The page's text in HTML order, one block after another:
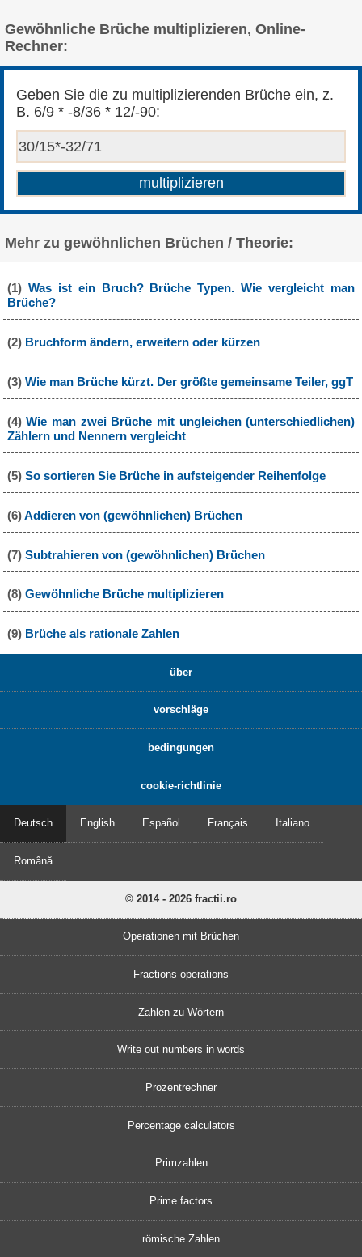
Gewöhnliche Brüche multiplizieren, Online-
Rechner:
Geben Sie die zu multiplizierenden Brüche ein, z.
B. 6/9 * -8/36 * 12/-90:
Mehr zu gewöhnlichen Brüchen / Theorie:
(1) Was ist ein Bruch? Brüche Typen. Wie vergleicht man
Brüche?
(2) Bruchform ändern, erweitern oder kürzen
(3) Wie man Brüche kürzt. Der größte gemeinsame Teiler, ggT
(4)Wie man zwei Brüche mit ungleichen (unterschiedlichen)
Zählern und Nennern vergleicht
(5) So sortieren Sie Brüche in aufsteigender Reihenfolge
(6)Addieren von (gewöhnlichen) Brüchen
(7) Subtrahieren von (gewöhnlichen) Brüchen
(8) Gewöhnliche Brüche multiplizieren
(9) Brüche als rationale Zahlen
über
vorschläge
bedingungen
cookie-richtlinie
Deutsch English Español Français Italiano
Română
© 2014 - 2026 fractii.ro
Operationen mit Brüchen
Fractions operations
Zahlen zu Wörtern
Write out numbers in words
Prozentrechner
Percentage calculators
Primzahlen
Prime factors
römische Zahlen